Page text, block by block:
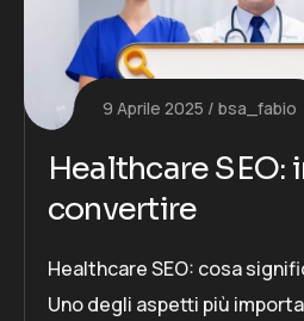
9 Aprile 2025 bsa_fabio
Healthcare SEO:
convertire
Healthcare SEO: cosa
Uno degli aspetti più